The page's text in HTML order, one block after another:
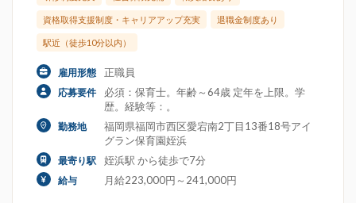
資格取得支援制度・キャリアアップ充実 退職金制度あり
駅近（徒歩10分以内）
雇用形態 正職員
応募要件
必須：保育士。年齢～64歳 定年を上限。学
歴。経験等：。
勤務地
福岡県福岡市西区愛宕南2丁目13番18号アイ
グラン保育園姪浜
最寄り駅 姪浜駅 から徒歩で7分
給与 月給223,000円～241,000円